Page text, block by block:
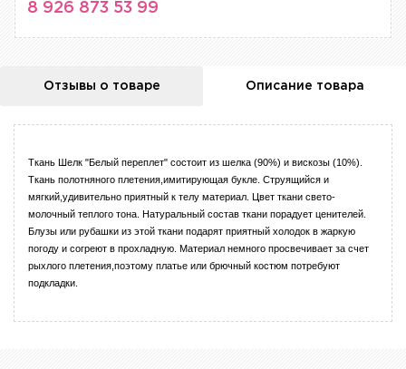
8 926 873 53 99
Отзывы о товаре Описание товара
Ткань Шелк "Белый переплет" состоит из шелка (90%) и вискозы (10%).
Ткань полотняного плетения,имитирующая букле. Струящийся и
мягкий,удивительно приятный к телу материал. Цвет ткани свето-
молочный теплого тона. Натуральный состав ткани порадует ценителей.
Блузы или рубашки из этой ткани подарят приятный холодок в жаркую
погоду и согреют в прохладную. Материал немного просвечивает за счет
рыхлого плетения,поэтому платье или брючный костюм потребуют
подкладки.